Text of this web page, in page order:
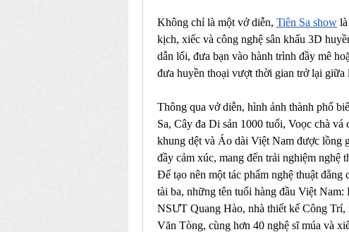
Không chỉ là một vở diễn, Tiên Sa show
kịch, xiếc và công nghệ sân khấu 3D
dẫn lối, đưa bạn vào hành trình đầy mê
đưa huyền thoại vượt thời gian trở lại
Thông qua vở diễn, hình ảnh thành phố
Sa, Cây đa Di sản 1000 tuổi, Voọc chà
khung dệt và Áo dài Việt Nam được lồng
đầy cảm xúc, mang đến trải nghiệm nghệ
Để tạo nên một tác phẩm nghệ thuật
tài ba, những tên tuổi hàng đầu Việt
NSƯT Quang Hào, nhà thiết kế Công Trí,
Văn Tòng, cùng hơn 40 nghệ sĩ múa và